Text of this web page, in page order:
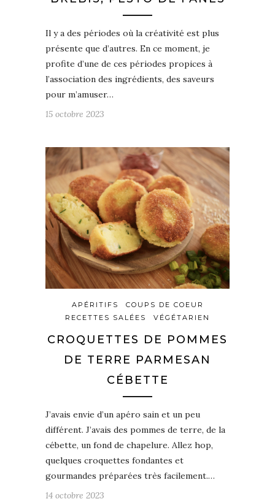
Il y a des périodes où la créativité est plus
présente que d’autres. En ce moment, je
profite d’une de ces périodes propices à
l’association des ingrédients, des saveurs
pour m’amuser…
15 octobre 2023
APÉRITIFS
COUPS DE COEUR
RECETTES SALÉES
VÉGÉTARIEN
CROQUETTES DE POMMES
DE TERRE PARMESAN
CÉBETTE
J’avais envie d’un apéro sain et un peu
différent. J’avais des pommes de terre, de la
cébette, un fond de chapelure. Allez hop,
quelques croquettes fondantes et
gourmandes préparées très facilement.…
14 octobre 2023